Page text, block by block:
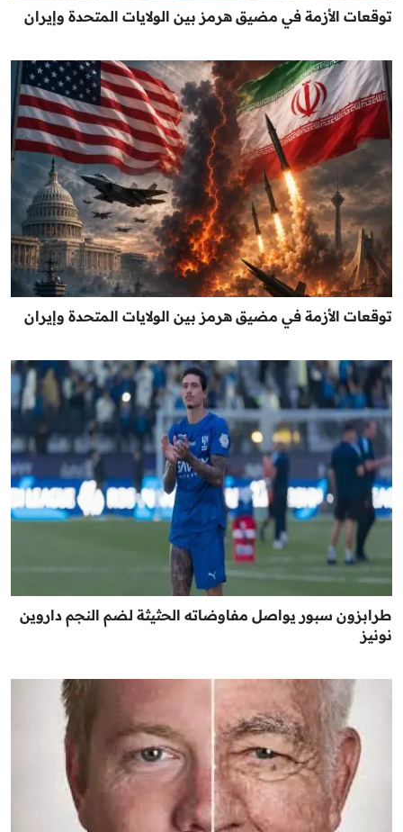
توقعات الأزمة في مضيق هرمز بين الولايات المتحدة وإيران
توقعات الأزمة في مضيق هرمز بين الولايات المتحدة وإيران
طرابزون سبور يواصل مفاوضاته الحثيثة لضم النجم داروين
نونيز